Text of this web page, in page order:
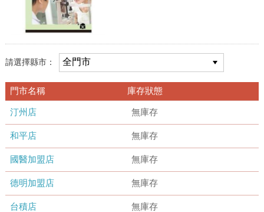
請選擇縣市：
門市名稱 庫存狀態
汀州店 無庫存
和平店 無庫存
國醫加盟店 無庫存
德明加盟店 無庫存
台積店 無庫存